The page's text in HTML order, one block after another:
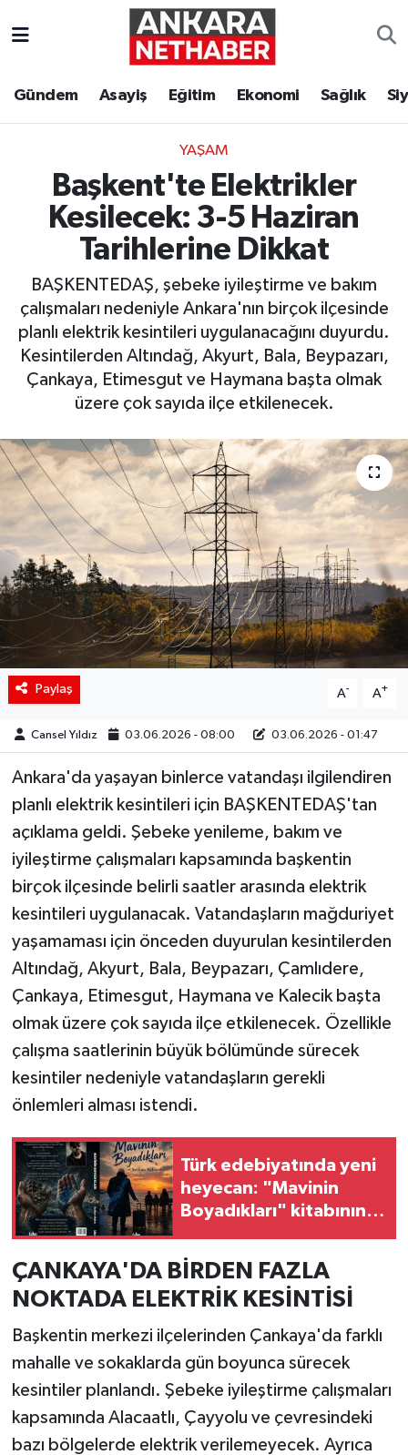
Gündem Asayiş Eğitim Ekonomi Sağlık
YAŞAM
Başkent'te Elektrikler
Kesilecek: 3-5 Haziran
Tarihlerine Dikkat
BAŞKENTEDAŞ, şebeke iyileştirme ve bakım
çalışmaları nedeniyle Ankara'nın birçok ilçesinde
planlı elektrik kesintileri uygulanacağını duyurdu.
Kesintilerden Altındağ, Akyurt, Bala, Beypazarı,
Çankaya, Etimesgut ve Haymana başta olmak
üzere çok sayıda ilçe etkilenecek.
Paylaş A- A+
Cansel Yıldız 03.06.2026 - 08:00 03.06.2026 - 01:47
Ankara'da yaşayan binlerce vatandaşı ilgilendiren
planlı elektrik kesintileri için BAŞKENTEDAŞ'tan
açıklama geldi. Şebeke yenileme, bakım ve
iyileştirme çalışmaları kapsamında başkentin
birçok ilçesinde belirli saatler arasında elektrik
kesintileri uygulanacak. Vatandaşların mağduriyet
yaşamaması için önceden duyurulan kesintilerden
Altındağ, Akyurt, Bala, Beypazarı, Çamlıdere,
Çankaya, Etimesgut, Haymana ve Kalecik başta
olmak üzere çok sayıda ilçe etkilenecek. Özellikle
çalışma saatlerinin büyük bölümünde sürecek
kesintiler nedeniyle vatandaşların gerekli
önlemleri alması istendi.
Türk edebiyatında yeni
heyecan: "Mavinin
Boyadıkları" kitabının
tükendi!
ÇANKAYA'DA BİRDEN FAZLA
NOKTADA ELEKTRİK KESİNTİSİ
Başkentin merkezi ilçelerinden Çankaya'da farklı
mahalle ve sokaklarda gün boyunca sürecek
kesintiler planlandı. Şebeke iyileştirme çalışmaları
kapsamında Alacaatlı, Çayyolu ve çevresindeki
bazı bölgelerde elektrik verilemeyecek. Ayrıca
Ekonomi
Gündem
Kim Kimdir Nereli
Resmi İlanlar
Sağlık
Siyaset
Spor
Teknoloji
Yaşam
Ankara Hava Durumu
Süper Lig Puan Durumu ve Fikstür
Tüm Manşetler
Son Dakika Haberleri
Haber Arşivi